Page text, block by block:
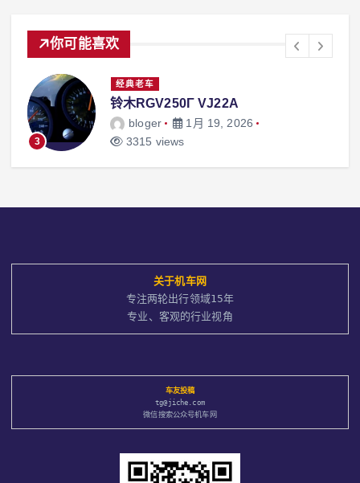
你可能喜欢
4
经典老车
Yamaha XS400
bloger
1月 19, 2026
3118 views
关于机车网
专注两轮出行领域15年
专业、客观的行业视角
车友投稿
tg@jiche.com
微信搜索公众号机车网